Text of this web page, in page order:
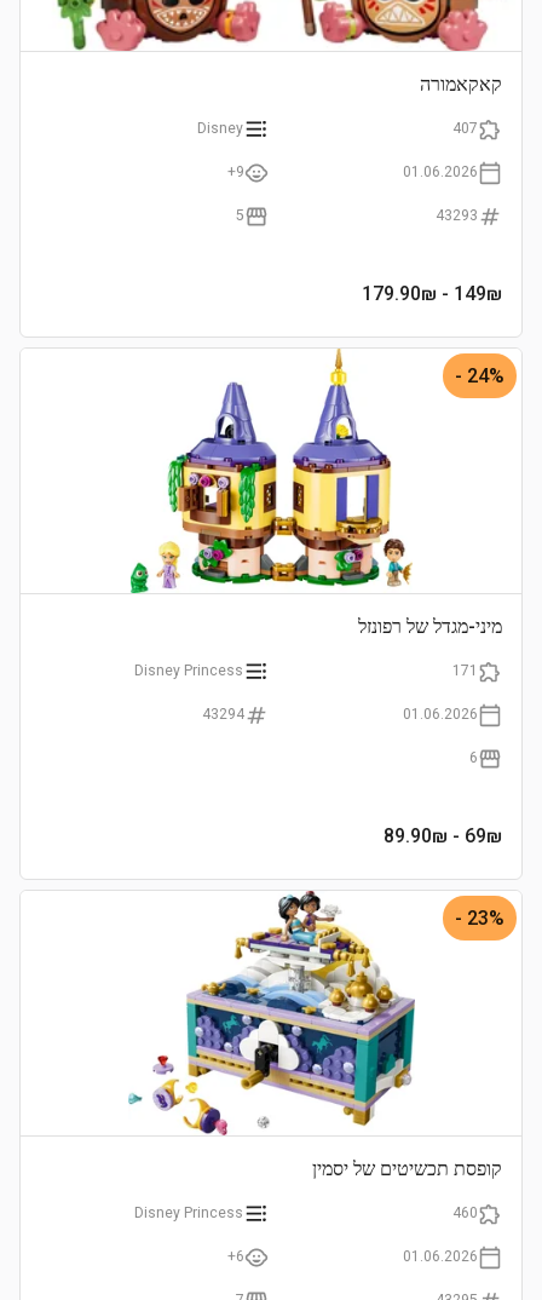
קאקאמורה
407
Disney
01.06.2026
9+
43293
5
149₪
- 179.90₪
24% -
מיני-מגדל של רפונזל
171
Disney Princess
01.06.2026
43294
6
69₪
- 89.90₪
23% -
קופסת תכשיטים של יסמין
460
Disney Princess
01.06.2026
6+